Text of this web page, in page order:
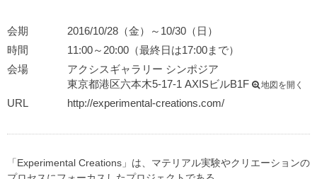
会期
2016/10/28（金）～10/30（日）
時間
11:00～20:00（最終日は17:00まで）
会場
アクシスギャラリー シンポジア
東京都港区六本木5-17-1 AXISビルB1F
地図を開く
URL http://experimental-creations.com/
「Experimental Creations」は、マテリアル実験やクリエーションの